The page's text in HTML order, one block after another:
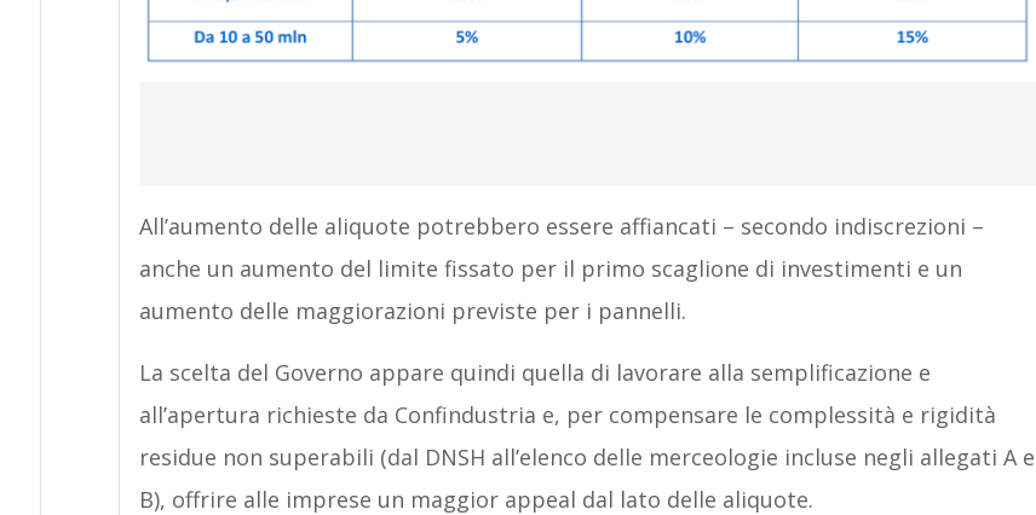
All’aumento delle aliquote potrebbero essere affiancati – secondo indiscrezioni –
anche un aumento del limite fissato per il primo scaglione di investimenti e un
aumento delle maggiorazioni previste per i pannelli.
La scelta del Governo appare quindi quella di lavorare alla semplificazione e
all’apertura richieste da Confindustria e, per compensare le complessità e rigidità
residue non superabili (dal DNSH all’elenco delle merceologie incluse negli allegati A e
B), offrire alle imprese un maggior appeal dal lato delle aliquote.